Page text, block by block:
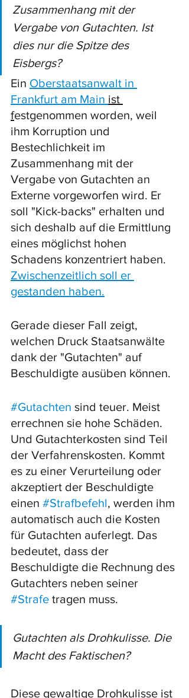
Zusammenhang mit der
Vergabe von Gutachten. Ist
dies nur die Spitze des
Eisbergs?
Ein Oberstaatsanwalt in
Frankfurt am Main ist
festgenommen worden, weil
ihm Korruption und
Bestechlichkeit im
Zusammenhang mit der
Vergabe von Gutachten an
Externe vorgeworfen wird. Er
soll "Kick-backs" erhalten und
sich deshalb auf die Ermittlung
eines möglichst hohen
Schadens konzentriert haben.
Zwischenzeitlich soll er
gestanden haben.
Gerade dieser Fall zeigt,
welchen Druck Staatsanwälte
dank der "Gutachten" auf
Beschuldigte ausüben können.
#Gutachten sind teuer. Meist
errechnen sie hohe Schäden.
Und Gutachterkosten sind Teil
der Verfahrenskosten. Kommt
es zu einer Verurteilung oder
akzeptiert der Beschuldigte
einen #Strafbefehl, werden ihm
automatisch auch die Kosten
für Gutachten auferlegt. Das
bedeutet, dass der
Beschuldigte die Rechnung des
Gutachters neben seiner
#Strafe tragen muss.
Gutachten als Drohkulisse. Die
Macht des Faktischen?
Diese gewaltige Drohkulisse ist